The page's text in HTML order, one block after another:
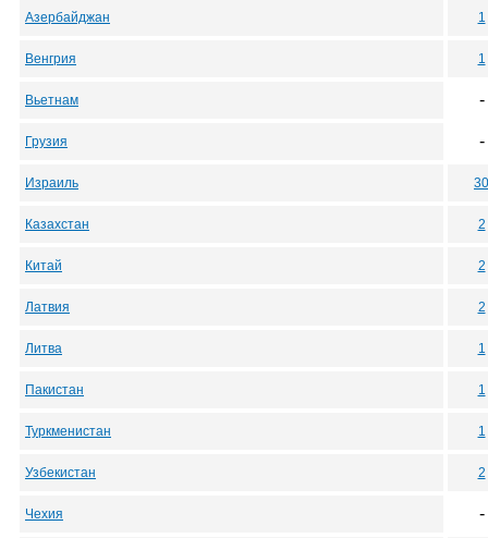
Азербайджан 1
Венгрия 1
Вьетнам -
Грузия -
Израиль 30
Казахстан 2
Китай 2
Латвия 2
Литва 1
Пакистан 1
Туркменистан 1
Узбекистан 2
Чехия -